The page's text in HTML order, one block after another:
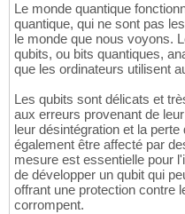
Le monde quantique
quantique, qui ne sont pas
le monde que nous voyons.
qubits, ou bits quantiques,
que les ordinateurs utilisent
Les qubits sont délicats et
aux erreurs provenant de
leur désintégration et la
également être affecté par
mesure est essentielle pour
de développer un qubit qui
offrant une protection contre
corrompent.